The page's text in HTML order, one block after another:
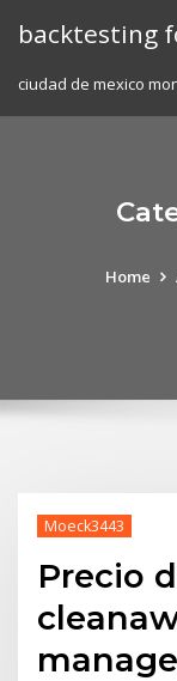
backtesting
ciudad de mexico
Home
Moeck3443
Precio